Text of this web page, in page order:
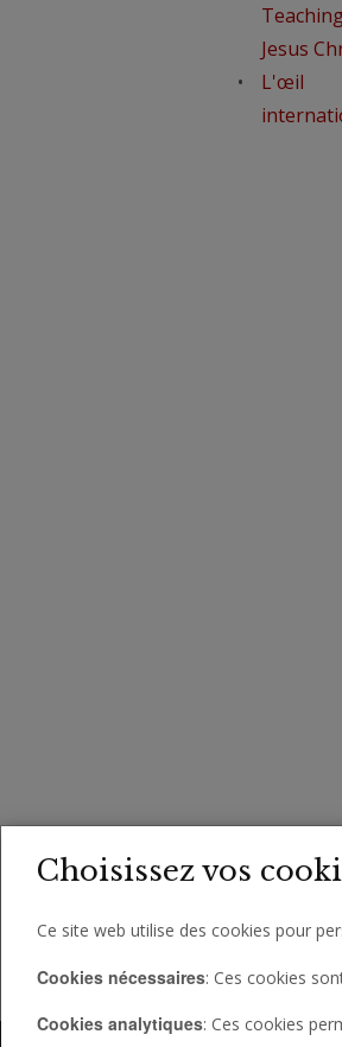
Jesus
L'œil
Choisissez vos
Ce site web utilise des cookies pour
Cookies nécessaires: Ces cookies
Cookies analytiques: Ces cookies